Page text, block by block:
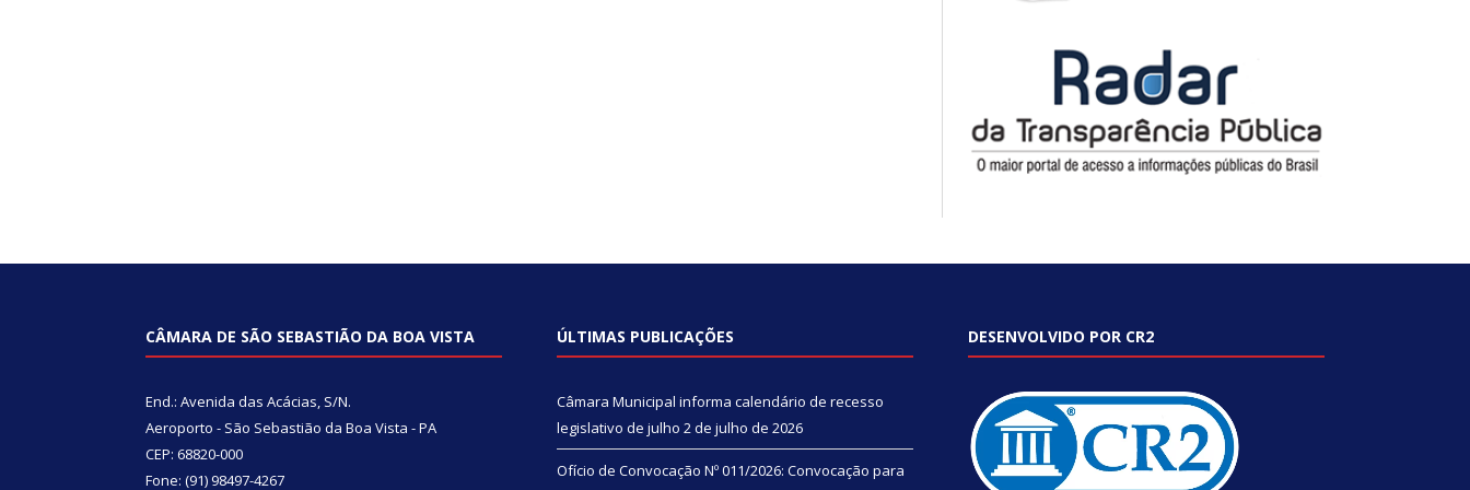
CÂMARA DE SÃO SEBASTIÃO DA BOA VISTA
End.: Avenida das Acácias, S/N.
Aeroporto - São Sebastião da Boa Vista - PA
CEP: 68820-000
Fone: (91) 98497-4267
ÚLTIMAS PUBLICAÇÕES
Câmara Municipal informa calendário de recesso
legislativo de julho 2 de julho de 2026
Ofício de Convocação Nº 011/2026: Convocação para
DESENVOLVIDO POR CR2